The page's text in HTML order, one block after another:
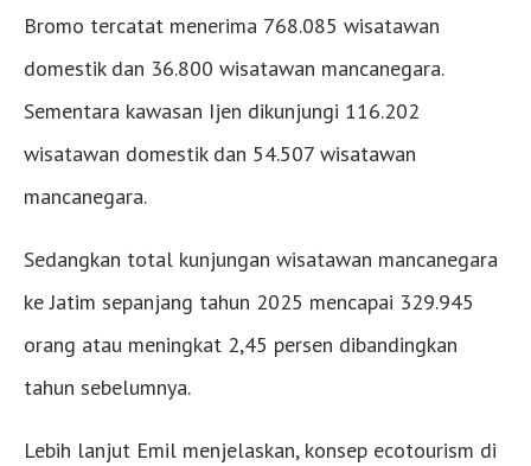
Bromo tercatat menerima 768.085 wisatawan
domestik dan 36.800 wisatawan mancanegara.
Sementara kawasan Ijen dikunjungi 116.202
wisatawan domestik dan 54.507 wisatawan
mancanegara.
Sedangkan total kunjungan wisatawan mancanegara
ke Jatim sepanjang tahun 2025 mencapai 329.945
orang atau meningkat 2,45 persen dibandingkan
tahun sebelumnya.
Lebih lanjut Emil menjelaskan, konsep ecotourism di